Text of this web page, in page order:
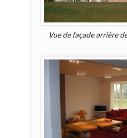
Vue de façade arrière